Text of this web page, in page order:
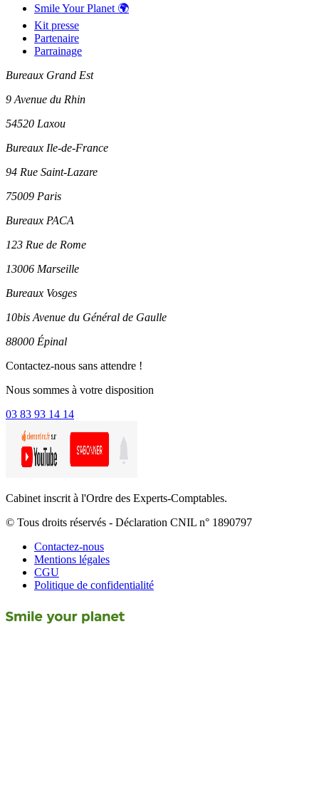
Smile Your Planet 🌍
Kit presse
Partenaire
Parrainage
Bureaux Grand Est
9 Avenue du Rhin
54520 Laxou
Bureaux Ile-de-France
94 Rue Saint-Lazare
75009 Paris
Bureaux PACA
123 Rue de Rome
13006 Marseille
Bureaux Vosges
10bis Avenue du Général de Gaulle
88000 Épinal
Contactez-nous sans attendre !
Nous sommes à votre disposition
03 83 93 14 14
Cabinet inscrit à l'Ordre des Experts-Comptables.
© Tous droits réservés - Déclaration CNIL n° 1890797
Contactez-nous
Mentions légales
CGU
Politique de confidentialité